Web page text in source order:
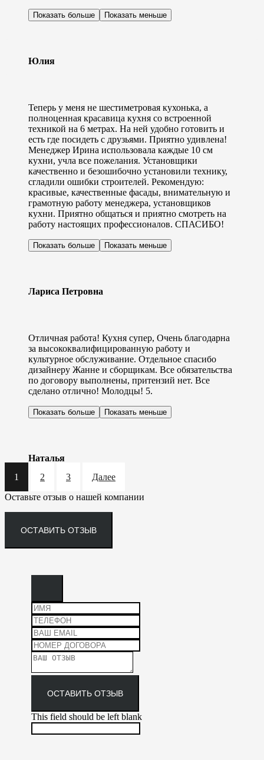
Показать больше Показать меньше
Юлия
Теперь у меня не шестиметровая кухонька, а
полноценная красавица кухня со встроенной
техникой на 6 метрах. На ней удобно готовить и
есть где посидеть с друзьями. Приятно удивлена!
Менеджер Ирина использовала каждые 10 см
кухни, учла все пожелания. Установщики
качественно и безошибочно установили технику,
сгладили ошибки строителей. Рекомендую:
красивые, качественные фасады, внимательную и
грамотную работу менеджера, установщиков
кухни. Приятно общаться и приятно смотреть на
работу настоящих профессионалов. СПАСИБО!
Показать больше Показать меньше
Лариса Петровна
Отличная работа! Кухня супер, Очень благодарна
за высококвалифицированную работу и
культурное обслуживание. Отдельное спасибо
дизайнеру Жанне и сборщикам. Все обязательства
по договору выполнены, притензий нет. Все
сделано отлично! Молодцы! 5.
Показать больше Показать меньше
Наталья
1
2 3
Далее
Оставьте отзыв о нашей компании
ОСТАВИТЬ ОТЗЫВ
ОСТАВИТЬ ОТЗЫВ
This field should be left blank